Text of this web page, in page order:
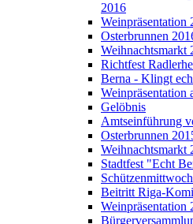
2016
Weinpräsentation
Osterbrunnen
Weihnachtsmarkt
Richtfest
Berna - Klingt
Weinpräsentation
Gelöbnis
Amtseinführung
Osterbrunnen
Weihnachtsmarkt
Stadtfest "Echt
Beitritt Riga-
Weinpräsentation